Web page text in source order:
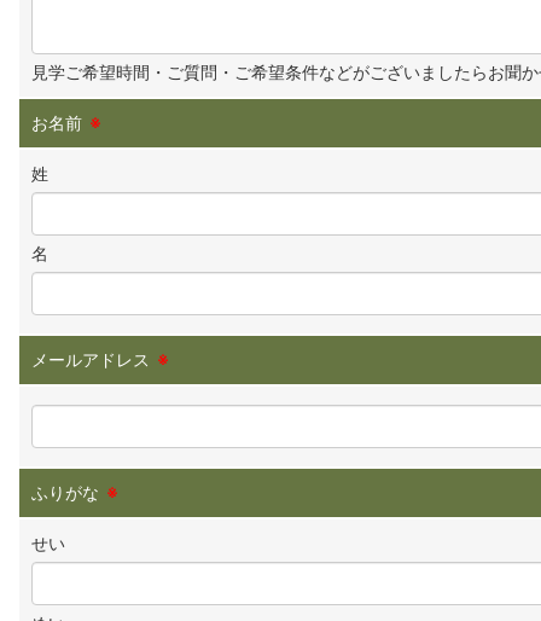
見学ご希望時間・ご質問・ご希望条件などがございましたらお聞
お名前 ※
姓
名
メールアドレス ※
ふりがな ※
せい